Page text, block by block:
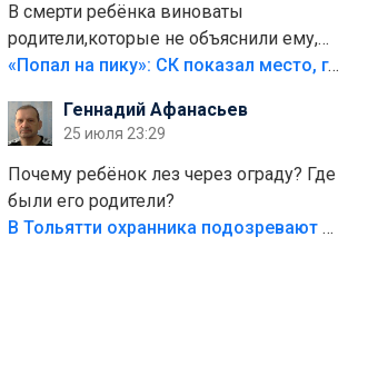
В смерти ребёнка виноваты
родители,которые не объяснили ему,
что такое хорошо и что такое плохо!
безумия,есть же калитка,ворота!
Жалко ребёнка,но он сам выбрал свою
судьбу.
«Попал на пику»: СК показал место, где был смертельно травмирован ребенок в Тольятти
Геннадий Афанасьев
25 июля 23:29
Почему ребёнок лез через ограду? Где
были его родители?
В Тольятти охранника подозревают в причинении смерти ребенку